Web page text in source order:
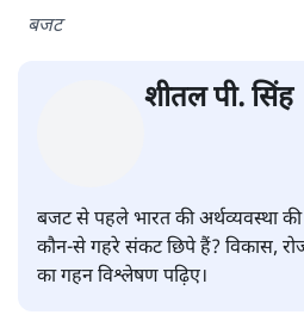
बजट
शीतल पी. सिंह
बजट से पहले भारत की अर्थव्यवस्था
कौन-से गहरे संकट छिपे हैं? विकास,
का गहन विश्लेषण पढ़िए।